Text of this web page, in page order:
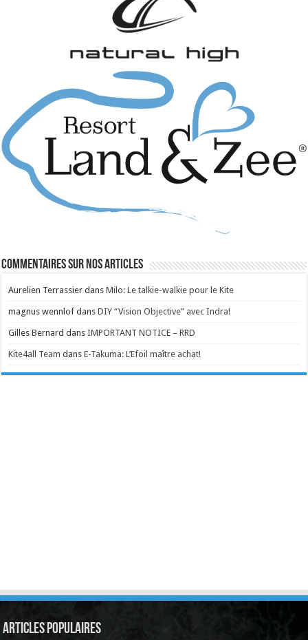
Commentaires sur nos articles
Aurelien Terrassier dansMilo: Le talkie-walkie pour le Kite
magnus wennlof dansDIY “Vision Objective” avec Indra!
Gilles Bernard dansIMPORTANT NOTICE – RRD
Kite4all Team dansE-Takuma: L’Efoil maître achat!
Articles Populaires